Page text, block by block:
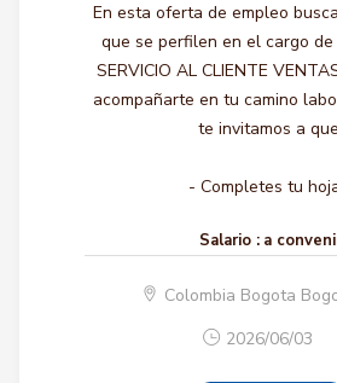
En esta oferta de empleo
que se perfilen en el cargo de
SERVICIO AL CLIENTE
acompañarte en tu camino
te invitamos a
- Completes tu
Salario : a
Colombia Bogota
2026/06/03